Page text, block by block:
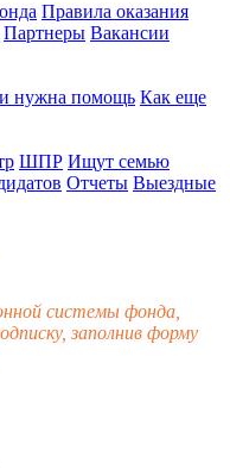
Правила оказания
Партнеры Вакансии
нужна помощь Как еще
ШПР Ищут семью
Отчеты Выездные
системы фонда,
заполнив форму